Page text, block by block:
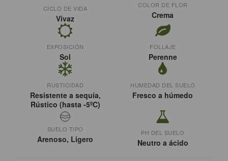
CICLO DE VIDA
Vivaz
COLOR DE FLOR
Crema
EXPOSICIÓN
Sol
FOLLAJE
Perenne
RUSTICIDAD
Resistente a sequía,
Rústico (hasta -5ºC)
HUMEDAD DEL SUELO
Fresco a húmedo
SUELO TIPO
Arenoso, Ligero
PH DEL SUELO
Neutro a ácido